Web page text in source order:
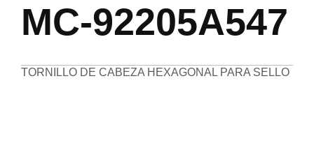
MC-92205A547
TORNILLO DE CABEZA HEXAGONAL PARA SELLO